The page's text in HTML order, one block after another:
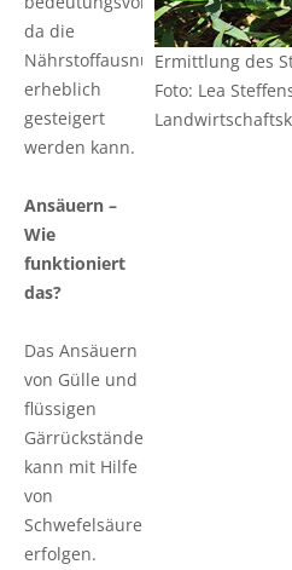
Pflanzenschutzberatung
Anbauberatung
Grünlandberatung
Beratung für den
Bau-, Energie- und
Obstbau
Haus- und Kleingarten
Thea und Bruno
Ermittlung des
Foto: Lea
da die
Nährstoffausnutzung
erheblich
gesteigert
werden kann.
Ansäuern –
Wie
funktioniert
das?
Das Ansäuern
von Gülle und
flüssigen
Gärrückständen
kann mit Hilfe
von
Schwefelsäure
erfolgen.